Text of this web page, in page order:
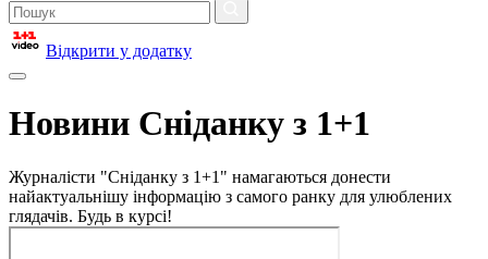
Відкрити у додатку
Новини Сніданку з 1+1
Журналісти "Сніданку з 1+1" намагаються донести
найактуальнішу інформацію з самого ранку для улюблених
глядачів. Будь в курсі!